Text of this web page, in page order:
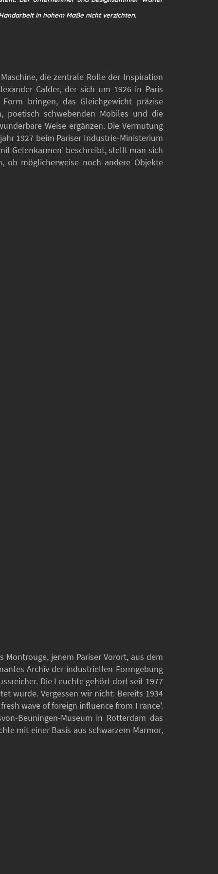
in hohem Maße nicht verzichten.
die zentrale Rolle der Inspiration
Calder, der sich um 1926 in Paris
bringen, das Gleichgewicht präzise
poetisch schwebenden Mobiles und die
Weise ergänzen. Die Vermutung
1927 beim Pariser Industrie-Ministerium
Gelenkarmen' beschreibt, stellt man sich
ob möglicherweise noch andere Objekte
jenem Pariser Vorort, aus dem
Archiv der industriellen Formgebung
Die Leuchte gehört dort seit 1977
wurde. Vergessen wir nicht: Bereits 1934
wave of foreign influence from France'.
Beuningen-Museum in Rotterdam das
mit einer Basis aus schwarzem Marmor,